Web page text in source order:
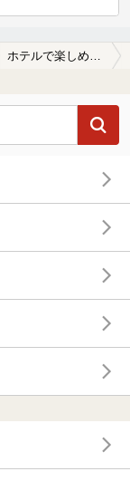
ホテルで楽しめる東別府駅近くの温泉、日帰り温泉、スーパー銭湯おすすめ